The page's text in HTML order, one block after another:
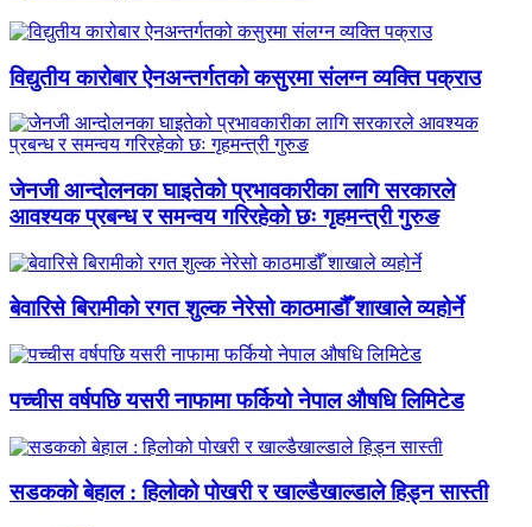
विद्युतीय कारोबार ऐनअन्तर्गतको कसुरमा संलग्न व्यक्ति पक्राउ
जेनजी आन्दोलनका घाइतेको प्रभावकारीका लागि सरकारले
आवश्यक प्रबन्ध र समन्वय गरिरहेको छः गृहमन्त्री गुरुङ
बेवारिसे बिरामीको रगत शुल्क नेरेसो काठमाडौँ शाखाले व्यहोर्ने
पच्चीस वर्षपछि यसरी नाफामा फर्कियो नेपाल औषधि लिमिटेड
सडकको बेहाल : हिलोको पोखरी र खाल्डैखाल्डाले हिड्न सास्ती